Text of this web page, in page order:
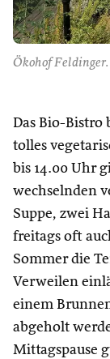
Ökohof
Das Bio-Bistro
tolles
bis 14.00 Uhr
wechselnden
Suppe, zwei
freitags oft
Sommer die
Verweilen
einem
abgeholt
Mittagspause